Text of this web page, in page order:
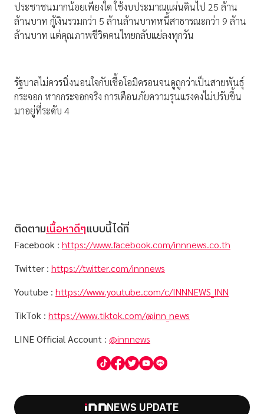
ประชาชนมากน้อยเพียงใด ใช้งบประมาณแผ่นดินไป 25 ล้าน
ล้านบาท กู้เงินรวมกว่า 5 ล้านล้านบาทหนี้สาธารณะกว่า 9 ล้าน
ล้านบาท แต่คุณภาพชีวิตคนไทยกลับแย่ลงทุกวัน
รัฐบาลไม่ควรนิ่งนอนใจกับเชื้อโอมิครอนจนดูถูกว่าเป็นสายพันธุ์
กระจอก หากกระจอกจริง การเตือนภัยความรุนแรงคงไม่ปรับขึ้น
มาอยู่ที่ระดับ 4
ติดตามเนื้อหาดีๆแบบนี้ได้ที่
Facebook : https://www.facebook.com/innnews.co.th
Twitter : https://twitter.com/innnews
Youtube : https://www.youtube.com/c/INNNEWS_INN
TikTok : https://www.tiktok.com/@inn_news
LINE Official Account : @innnews
NEWS UPDATE